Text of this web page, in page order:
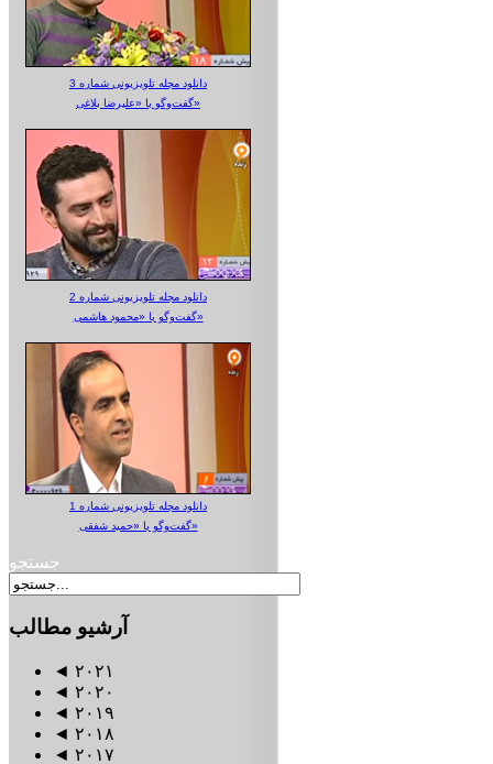
دانلود مجله تلویزیونی شماره 3
گفت‌وگو با «علیرضا بلاغی»
دانلود مجله تلویزیونی شماره 2
گفت‌وگو با «محمود هاشمی»
دانلود مجله تلویزیونی شماره 1
گفت‌وگو با «حمید شفقی»
جستجو
آرشیو مطالب
◄ ۲۰۲۱
◄ ۲۰۲۰
◄ ۲۰۱۹
◄ ۲۰۱۸
◄ ۲۰۱۷